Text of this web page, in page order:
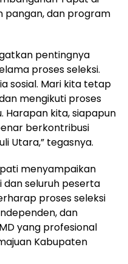
pangan, dan program
pentingnya
proses seleksi.
sosial. Mari kita tetap
mengikuti proses
Harapan kita, siapapun
berkontribusi
Utara,” tegasnya.
menyampaikan
dan seluruh peserta
proses seleksi
dan
yang profesional
Kabupaten